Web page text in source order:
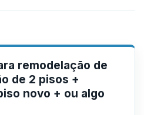
remodelação de
de 2 pisos +
novo + ou algo